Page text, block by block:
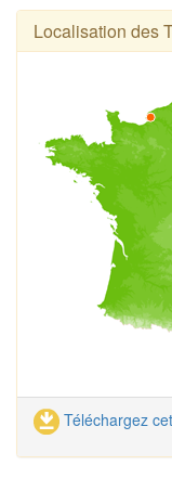
Localisation des
Téléchargez